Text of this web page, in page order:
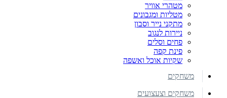
מטהרי אוויר
מטליות ומגבונים
מתקני נייר וסבון
ניירות לנגוב
פחים וסלים
פינת קפה
שקיות אוכל ואשפה
משחקים
משחקים וצעצועים